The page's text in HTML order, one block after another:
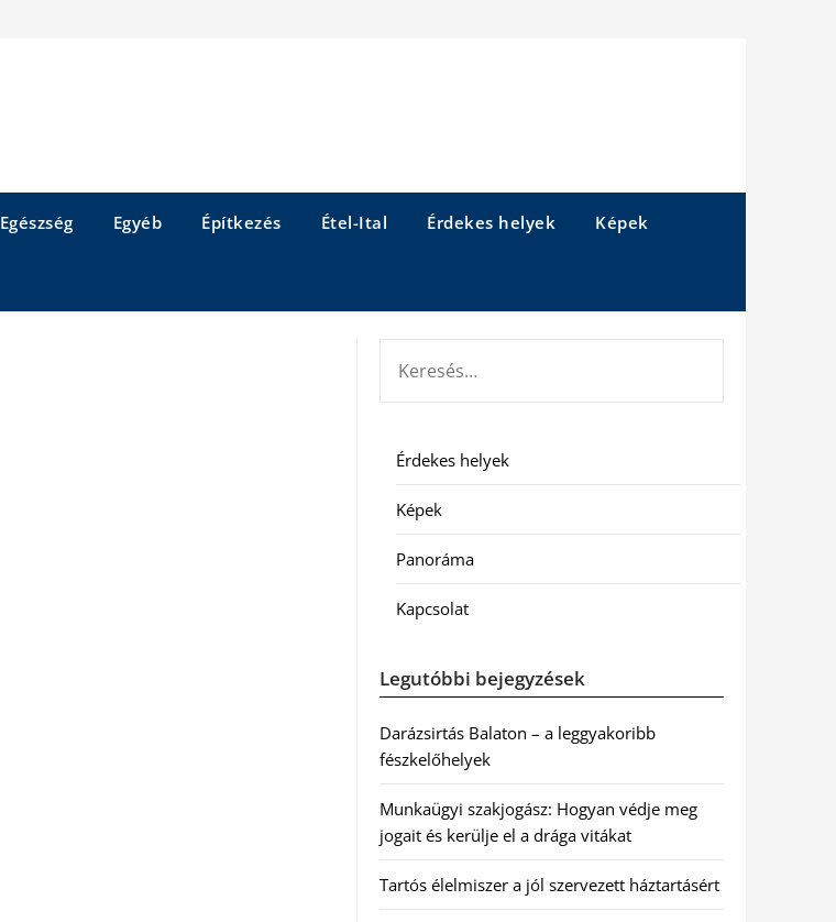
Egészség Egyéb Építkezés Étel-Ital Érdekes helyek Képek
Érdekes helyek
Képek
Panoráma
Kapcsolat
Legutóbbi bejegyzések
Darázsirtás Balaton – a leggyakoribb
fészkelőhelyek
Munkaügyi szakjogász: Hogyan védje meg
jogait és kerülje el a drága vitákat
Tartós élelmiszer a jól szervezett háztartásért